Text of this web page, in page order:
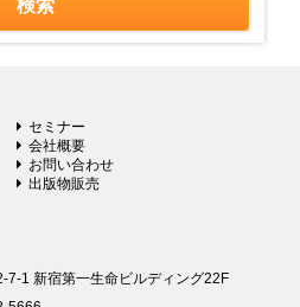
セミナー
会社概要
お問い合わせ
出版物販売
1 新宿第一生命ビルディング22F